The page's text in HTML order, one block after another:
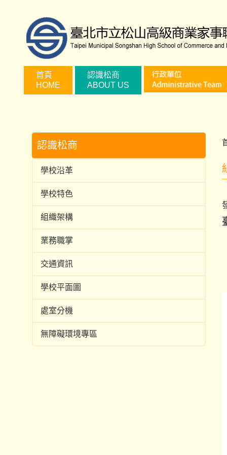
首頁
HOME
認識松商
ABOUT US
認識松商
學校沿革
學校特色
組織架構
業務職掌
交通資訊
學校平面圖
處室分機
無障礙環境專區